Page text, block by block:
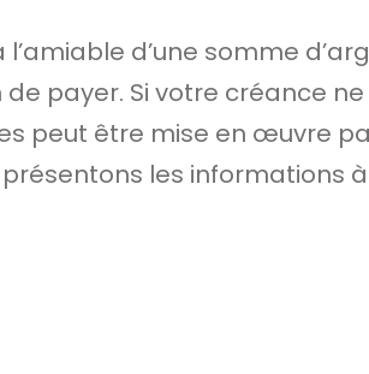
d’une somme
payer. Si votre créance
peut être mise en œuvre
les informations